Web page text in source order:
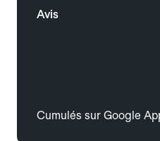
Avis
Cumulés sur Google